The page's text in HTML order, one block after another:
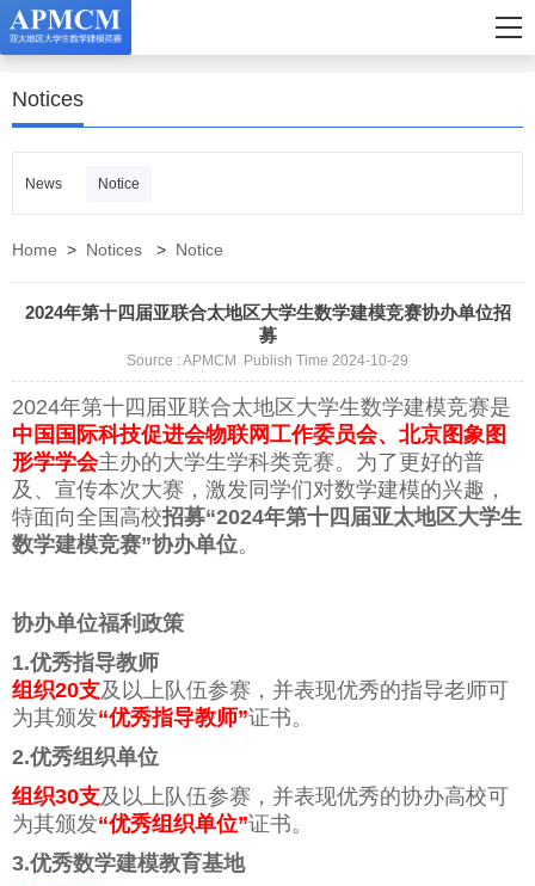
Notices
News Notice
Home > Notices > Notice
2024年第十四届亚联合太地区大学生数学建模竞赛协办单位招
募
Source : APMCM Publish Time 2024-10-29
2024年第十四届亚联合太地区大学生数学建模竞赛是
中国国际科技促进会物联网工作委员会、北京图象图
形学学会主办的大学生学科类竞赛。为了更好的普
及、宣传本次大赛，激发同学们对数学建模的兴趣，
特面向全国高校招募“2024年第十四届亚太地区大学生
数学建模竞赛”协办单位。
协办单位福利政策
1.优秀指导教师
组织20支及以上队伍参赛，并表现优秀的指导老师可
为其颁发“优秀指导教师”证书。
2.优秀组织单位
组织30支及以上队伍参赛，并表现优秀的协办高校可
为其颁发“优秀组织单位”证书。
3.优秀数学建模教育基地